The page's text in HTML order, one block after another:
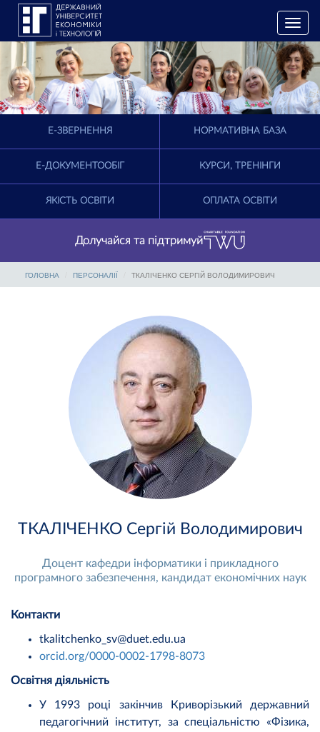
T
o
g
g
l
e
n
i
a
E-ЗВЕРНЕННЯ НОРМАТИВНА БАЗА
Е-ДОКУМЕНТООБІГ КУРСИ, ТРЕНІНГИ
ЯКІСТЬ ОСВІТИ ОПЛАТА ОСВІТИ
Долучайся та підтримуй
ГОЛОВНА ПЕРСОНАЛІЇ ТКАЛІЧЕНКО СЕРГІЙ ВОЛОДИМИРОВИЧ
ТКАЛІЧЕНКО Сергій Володимирович
Доцент кафедри інформатики і прикладного
програмного забезпечення, кандидат економічних наук
Контакти
tkalitchenko_sv@duet.edu.ua
orcid.org/0000-0002-1798-8073
Освітня діяльність
У 1993 році закінчив Криворізький державний
педагогічний інститут, за спеціальністю «Фізика,